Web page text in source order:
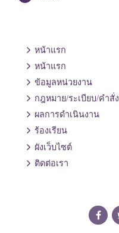
หน้าแรก
หน้าแรก
ข้อมูลหน่วยงาน
กฎหมาย/ระเบียบ/คำสั่ง
ผลการดำเนินงาน
ร้องเรียน
ผังเว็บไซต์
ติดต่อเรา